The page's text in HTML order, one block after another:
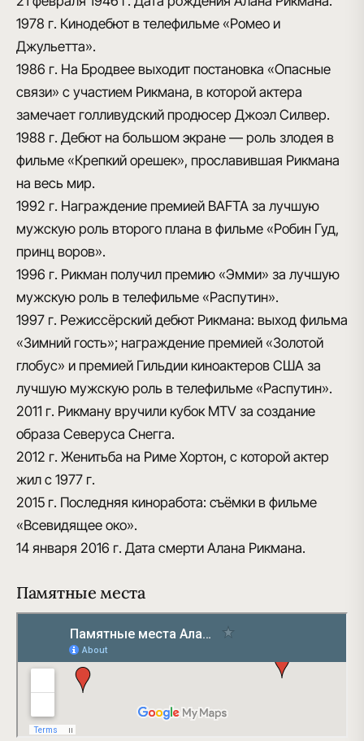
1978 г. Кинодебют в телефильме «Ромео и
Джульетта».
1986 г. На Бродвее выходит постановка «Опасные
связи» с участием Рикмана, в которой актера
замечает голливудский продюсер Джоэл Силвер.
1988 г. Дебют на большом экране — роль злодея в
фильме «Крепкий орешек», прославившая Рикмана
на весь мир.
1992 г. Награждение премией BAFTA за лучшую
мужскую роль второго плана в фильме «Робин Гуд,
принц воров».
1996 г. Рикман получил премию «Эмми» за лучшую
мужскую роль в телефильме «Распутин».
1997 г. Режиссёрский дебют Рикмана: выход фильма
«Зимний гость»; награждение премией «Золотой
глобус» и премией Гильдии киноактеров США за
лучшую мужскую роль в телефильме «Распутин».
2011 г. Рикману вручили кубок MTV за создание
образа Северуса Снегга.
2012 г. Женитьба на Риме Хортон, с которой актер
жил с 1977 г.
2015 г. Последняя киноработа: съёмки в фильме
«Всевидящее око».
14 января 2016 г. Дата смерти Алана Рикмана.
Памятные места